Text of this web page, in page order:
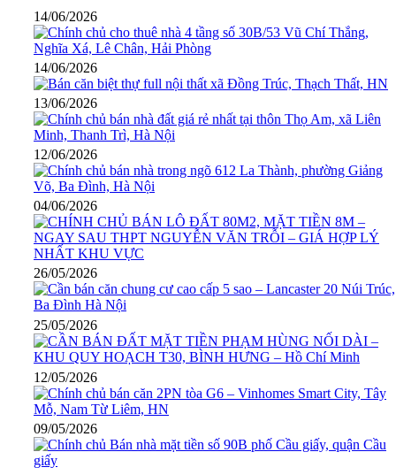
14/06/2026
14/06/2026
13/06/2026
12/06/2026
04/06/2026
26/05/2026
25/05/2026
12/05/2026
09/05/2026